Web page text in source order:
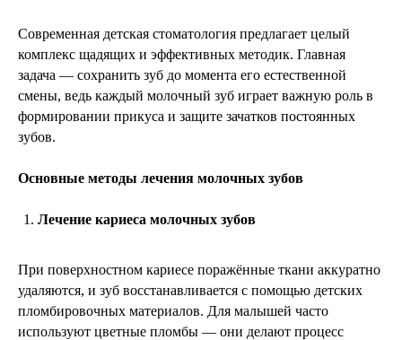
Современная детская стоматология предлагает целый
комплекс щадящих и эффективных методик. Главная
задача — сохранить зуб до момента его естественной
смены, ведь каждый молочный зуб играет важную роль в
формировании прикуса и защите зачатков постоянных
зубов.
Основные методы лечения молочных зубов
Лечение кариеса молочных зубов
При поверхностном кариесе поражённые ткани аккуратно
удаляются, и зуб восстанавливается с помощью детских
пломбировочных материалов. Для малышей часто
используют цветные пломбы — они делают процесс
«Седация — очень щадящий метод. Ребёнок
сильно боятся стоматолога».
Светличная ТАТЬЯНА ОЛЕГОВНА
Врач-анестезиолог-реаниматолог